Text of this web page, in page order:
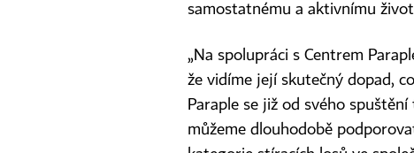
samostatnému a aktivnímu
„Na spolupráci s Centrem
že vidíme její skutečný dopad,
Paraple se již od svého
můžeme dlouhodobě